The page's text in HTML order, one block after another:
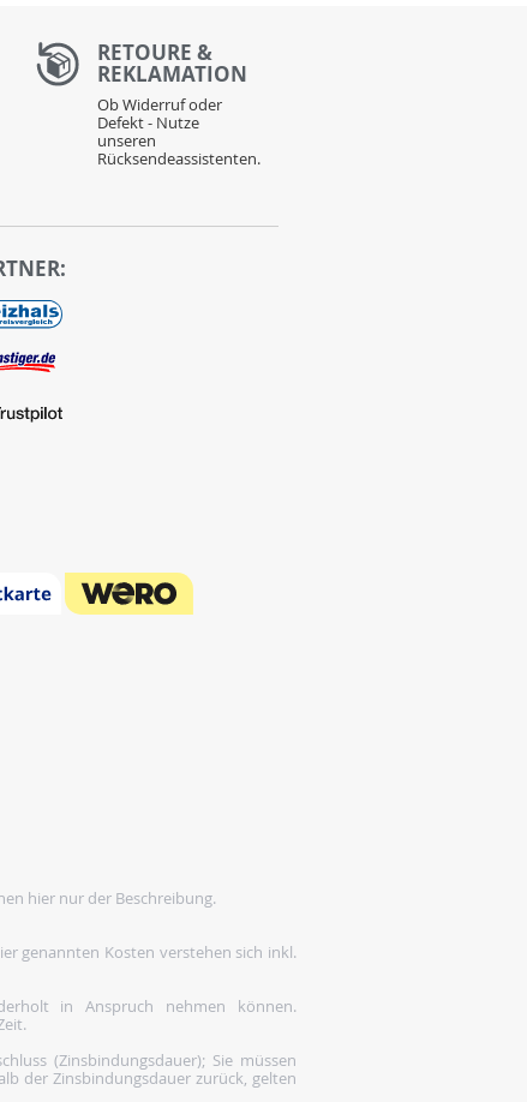
RETOURE &
REKLAMATION
Ob Widerruf oder
Defekt - Nutze
unseren
Rücksendeassistenten.
hier nur der Beschreibung.
genannten Kosten verstehen sich inkl.
in Anspruch nehmen können.
(Zinsbindungsdauer); Sie müssen
der Zinsbindungsdauer zurück, gelten